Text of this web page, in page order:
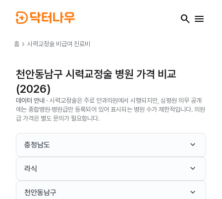
search menu
홈 chevron_right 시력교정술 비급여 진료비
천안동남구 시력교정술 병원 가격 비교
(2026)
데이터 안내 · 시력교정술은 주로 안과의원에서 시행되지만, 심평원 의무 공개
에는 종합병원·병원급만 등록되어 있어 표시되는 병원 수가 제한적입니다. 의원
급 가격은 별도 문의가 필요합니다.
충청남도 keyboard_arrow_down
라식 keyboard_arrow_down
천안동남구 keyboard_arrow_down